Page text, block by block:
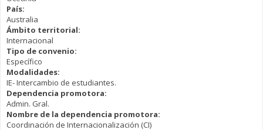
País:
Australia
Ámbito territorial:
Internacional
Tipo de convenio:
Específico
Modalidades:
IE- Intercambio de estudiantes.
Dependencia promotora:
Admin. Gral.
Nombre de la dependencia promotora:
Coordinación de Internacionalización (CI)